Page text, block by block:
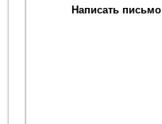
Написать письмо